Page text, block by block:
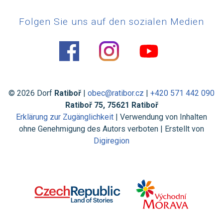
Folgen Sie uns auf den sozialen Medien
© 2026 Dorf Ratiboř | obec@ratibor.cz | +420 571 442 090
Ratiboř 75, 75621 Ratiboř
Erklärung zur Zugänglichkeit | Verwendung von Inhalten
ohne Genehmigung des Autors verboten | Erstellt von
Digiregion